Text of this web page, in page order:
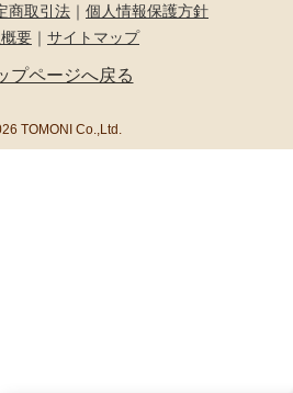
商取引法 ｜ 個人情報保護方針
要 ｜ サイトマップ
プページへ戻る
TOMONI Co.,Ltd.